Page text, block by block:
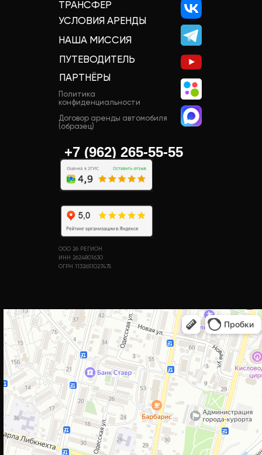
ООО 26 РЕГИОН
ИНН 2624801630
ОГРН 1132651027475
ТРАНСФЕР
УСЛОВИЯ АРЕНДЫ
ПУТЕВОДИТЕЛЬ
НАША МИССИЯ
Политика
конфиденциальности
Договор аренды автомобиля
(образец)
ПАРТНЁРЫ
+7 (962) 265-55-55‬